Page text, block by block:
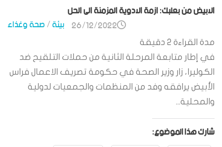
الابيض من بعلبك: ازمة الادوية المزمنة الى الحل
بيئة/صحة وغذاء 26/12/2022
مدة القراءة 2 دقيقة
في إطار متابعة المرحلة الثانية من حملات التلقيح ضد
الكوليرا، زار وزير الصحة في حكومة تصريف الاعمال فراس
الأبيض يرافقه وفد من المنظمات والجمعيات لدولية
والمحلية...
شارك هذا الموضوع: